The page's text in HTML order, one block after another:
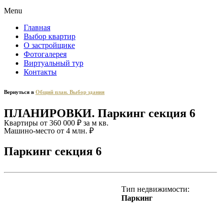
Menu
Главная
Выбор квартир
О застройщике
Фотогалерея
Виртуальный тур
Контакты
Вернуться в Общий план. Выбор здания
ПЛАНИРОВКИ. Паркинг секция 6
Квартиры от 360 000 ₽ за м кв.
Машино-место от 4 млн. ₽
Паркинг секция 6
Тип недвижимости:
Паркинг